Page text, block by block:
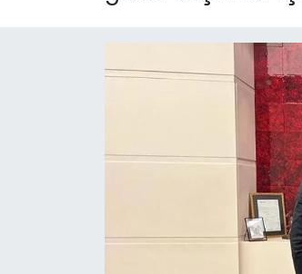
EKONOMİ
KÜLTÜR SANAT
POLİTİKA
Son Dakika Haberleri